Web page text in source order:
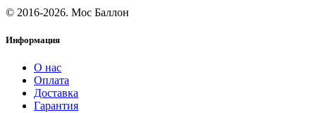
© 2016-2026. Мос Баллон
Информация
О нас
Оплата
Доставка
Гарантия